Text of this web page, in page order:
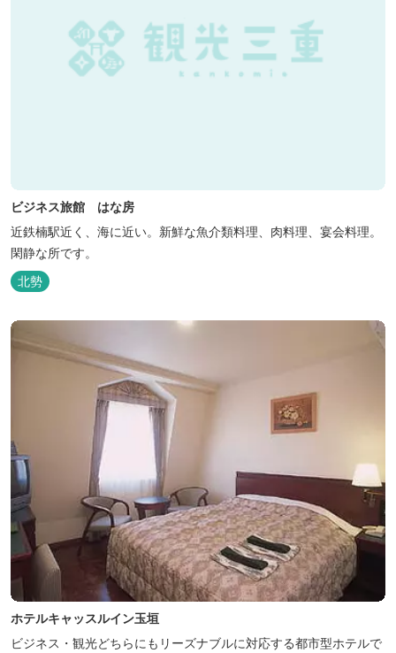
ビジネス旅館 はな房
近鉄楠駅近く、海に近い。新鮮な魚介類料理、肉料理、宴会料理。
閑静な所です。
北勢
ホテルキャッスルイン玉垣
ビジネス・観光どちらにもリーズナブルに対応する都市型ホテルで